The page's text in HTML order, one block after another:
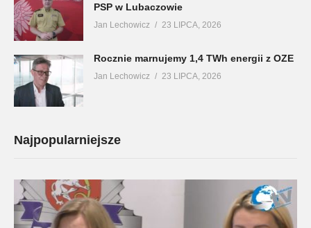
PSP w Lubaczowie
Jan Lechowicz 23 LIPCA, 2026
Rocznie marnujemy 1,4 TWh energii z OZE
Jan Lechowicz 23 LIPCA, 2026
Najpopularniejsze